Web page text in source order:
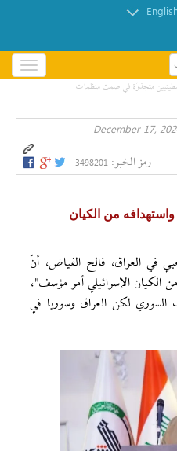
باز
و
کردن
رمز الخبر: 3498201
من الكيان
في العراق، فالح الفياض، أنّ
الإسرائيلي أمر مؤسف"،
لكن العراق وسوريا في